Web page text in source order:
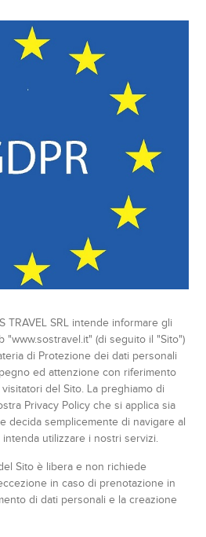
TRAVEL SRL intende informare gli
"www.sostravel.it" (di seguito il "Sito")
di Protezione dei dati personali
ed attenzione con riferimento
del Sito. La preghiamo di
Privacy Policy che si applica sia
decida semplicemente di navigare al
utilizzare i nostri servizi.
Sito è libera e non richiede
in caso di prenotazione in
di dati personali e la creazione